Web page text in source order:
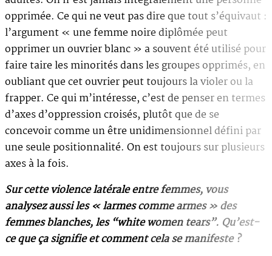
opprimée. Ce qui ne veut pas dire que tout s’équivaut :
l’argument « une femme noire diplômée peut
opprimer un ouvrier blanc » a souvent été utilisé pour
faire taire les minorités dans les groupes opprimés, en
oubliant que cet ouvrier peut toujours la violer ou la
frapper. Ce qui m’intéresse, c’est de penser en termes
d’axes d’oppression croisés, plutôt que de se
concevoir comme un être unidimensionnel défini par
une seule positionnalité. On est toujours sur plusieurs
axes à la fois.
Sur cette violence latérale entre femmes, vous
analysez aussi les « larmes comme armes » des
femmes blanches, les “white women tears”. Qu’est-
ce que ça signifie et comment cela se manifeste ?